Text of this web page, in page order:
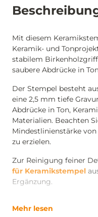
Mit diesem
Keramik- und
stabilem
saubere Abdrücke in
Der Stempel besteht
eine 2,5 mm tiefe
Abdrücke in Ton,
Materialien. Beachten
Mindestlinienstärke
zu erzielen.
Zur Reinigung feiner
für Keramikstempel
Ergänzung.
Mehr lesen